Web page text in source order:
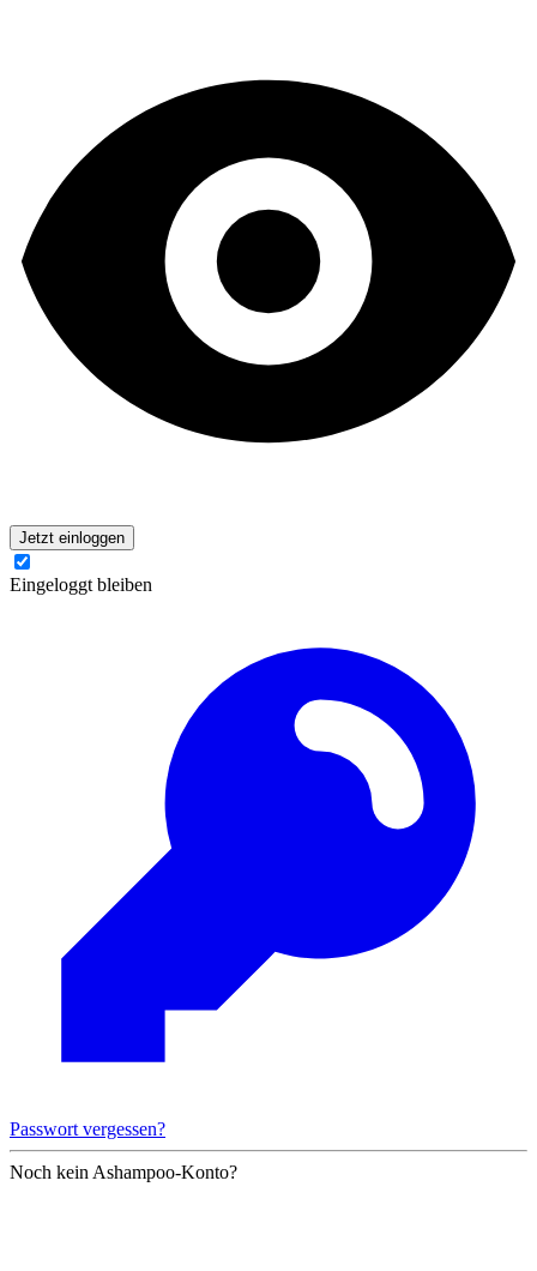
Jetzt einloggen
Eingeloggt bleiben
Passwort vergessen?
Noch kein Ashampoo-Konto?